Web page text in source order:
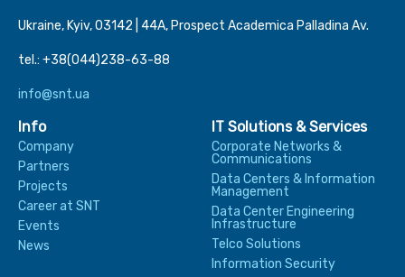
Ukraine, Kyiv, 03142 | 44А, Prospect Academica Palladina Av.
tel.: +38(044)238-63-88
info@snt.ua
Info
Company
Partners
Projects
Career at SNT
Events
News
IT Solutions & Services
Corporate Networks &
Communications
Data Centers & Information
Management
Data Center Engineering
Infrastructure
Telco Solutions
Information Security